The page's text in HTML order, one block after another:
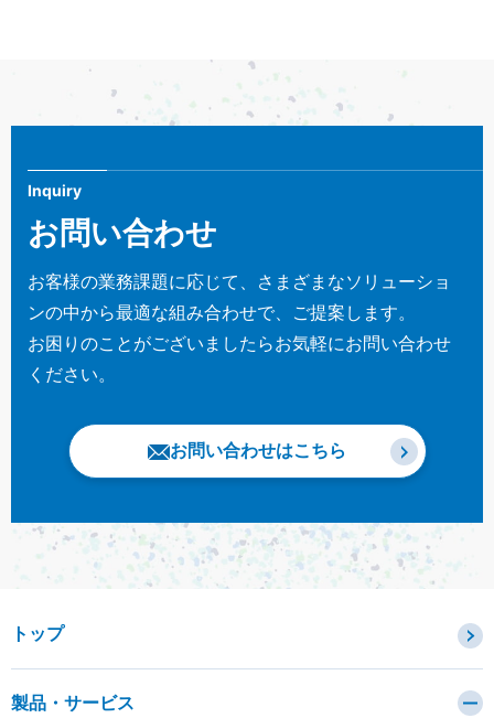
Inquiry
お問い合わせ
お客様の業務課題に応じて、さまざまなソリューショ
ンの中から最適な組み合わせで、ご提案します。
お困りのことがございましたらお気軽にお問い合わせ
ください。
お問い合わせはこちら
トップ
製品・サービス